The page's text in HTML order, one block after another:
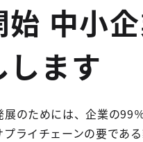
始 中小
します
のためには、企業の99
ライチェーンの要であ